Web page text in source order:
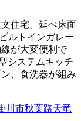
住宅。延べ床面
ルトインガレー
が大変便利で
システムキッチ
、食洗器が組み